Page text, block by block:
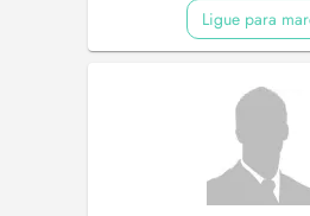
Ligue para